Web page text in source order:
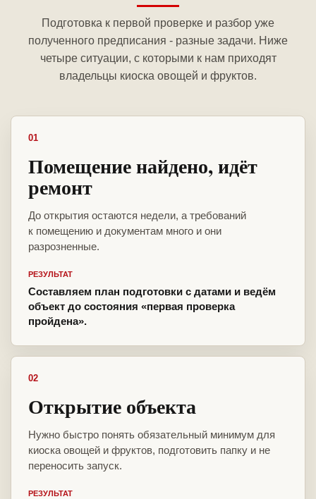
Подготовка к первой проверке и разбор уже
полученного предписания - разные задачи. Ниже
четыре ситуации, с которыми к нам приходят
владельцы киоска овощей и фруктов.
01
Помещение найдено, идёт
ремонт
До открытия остаются недели, а требований
к помещению и документам много и они
разрозненные.
РЕЗУЛЬТАТ
Составляем план подготовки с датами и ведём
объект до состояния «первая проверка
пройдена».
02
Открытие объекта
Нужно быстро понять обязательный минимум для
киоска овощей и фруктов, подготовить папку и не
переносить запуск.
РЕЗУЛЬТАТ